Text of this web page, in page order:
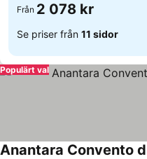
Från 2 078 kr
Se priser från 11 sidor
Populärt val
Anantara Convento